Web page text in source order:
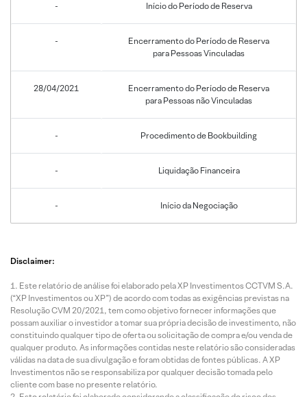
- Início do Período de Reserva
-
Encerramento do Período de Reserva
para Pessoas Vinculadas
28/04/2021
Encerramento do Período de Reserva
para Pessoas não Vinculadas
- Procedimento de Bookbuilding
- Liquidação Financeira
- Início da Negociação
Disclaimer:
Este relatório de análise foi elaborado pela XP Investimentos CCTVM S.A.
(“XP Investimentos ou XP”) de acordo com todas as exigências previstas na
Resolução CVM 20/2021, tem como objetivo fornecer informações que
possam auxiliar o investidor a tomar sua própria decisão de investimento, não
constituindo qualquer tipo de oferta ou solicitação de compra e/ou venda de
qualquer produto. As informações contidas neste relatório são consideradas
válidas na data de sua divulgação e foram obtidas de fontes públicas. A XP
Investimentos não se responsabiliza por qualquer decisão tomada pelo
cliente com base no presente relatório.